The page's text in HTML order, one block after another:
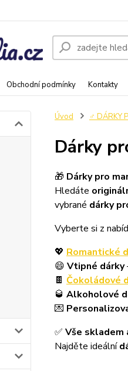
Obchodní podmínky Kontakty
Úvod ♂️ DÁRKY
Dárky
🎁 Dárky pro
Hledáte
vybrané dárky
Vyberte si z
💖 Romantické
😄 Vtipné dárky
🍫 Čokoládové
🥃 Alkoholové
💌
✅ Vše skladem
Najděte ideální